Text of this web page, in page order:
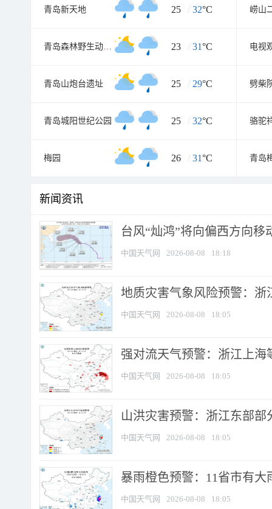
青岛新天地 25 / 32°C 崂山
青岛森林野生动物世界 23 / 31°C 电视
青岛山炮台遗址 25 / 29°C 劈柴
青岛城阳世纪公园 25 / 32°C 骆驼
梅园 26 / 31°C 青岛
新闻资讯
台风“灿鸿”将向偏西方向移
中国天气网 2026-08-08 18:18
地质灾害气象风险预警：
中国天气网 2026-08-08 18:05
强对流天气预警：浙江上海
中国天气网 2026-08-08 18:05
山洪灾害预警：浙江东部
中国天气网 2026-08-08 18:05
暴雨橙色预警：11省市有
中国天气网 2026-08-08 18:05